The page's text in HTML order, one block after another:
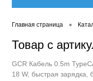
Главная страница •
Товар с
GCR Кабель 0.5m
18 W, быстрая зарядка,